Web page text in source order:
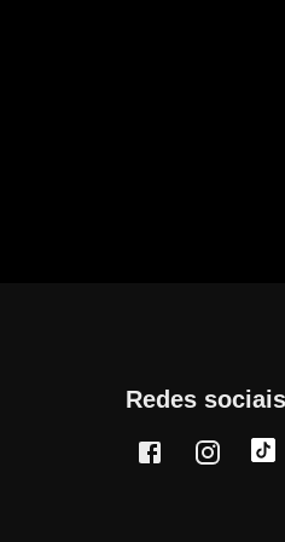
Redes sociais